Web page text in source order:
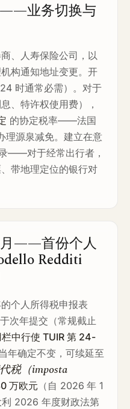
——业务切换与
、人寿保险公司，以
构通知地址变更。开
时通常必需）。对于
、特许权使用费），
的协定税率——法国
理源泉减免。建立在意
——对于经常出行者，
带地理定位的银行对
月——首份个人
Redditi
的个人所得税申报表
次年提交（常规截止
中行使 TUIR 第 24-
确定不变，可续延至
税（imposta
万欧元 （自 2026 年 1
利 2026 年度财政法第